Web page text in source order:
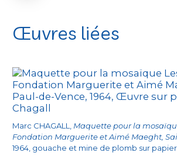
Œuvres liées
Marc CHAGALL, Maquette pour la
Fondation Marguerite et Aimé Maeght,
1964, gouache et mine de plomb sur papier,